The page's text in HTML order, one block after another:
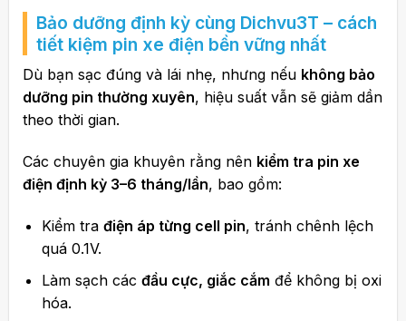
Bảo dưỡng định kỳ cùng Dichvu3T – cách
tiết kiệm pin xe điện bền vững nhất
Dù bạn sạc đúng và lái nhẹ, nhưng nếu không bảo
dưỡng pin thường xuyên, hiệu suất vẫn sẽ giảm dần
theo thời gian.
Các chuyên gia khuyên rằng nên kiểm tra pin xe
điện định kỳ 3–6 tháng/lần, bao gồm:
Kiểm tra điện áp từng cell pin, tránh chênh lệch
quá 0.1V.
Làm sạch các đầu cực, giắc cắm để không bị oxi
hóa.